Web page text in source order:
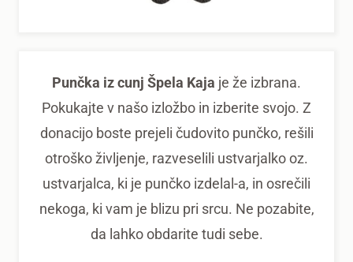
Punčka iz cunj Špela Kaja je že izbrana.
Pokukajte v našo izložbo in izberite svojo. Z
donacijo boste prejeli čudovito punčko, rešili
otroško življenje, razveselili ustvarjalko oz.
ustvarjalca, ki je punčko izdelal-a, in osrečili
nekoga, ki vam je blizu pri srcu. Ne pozabite,
da lahko obdarite tudi sebe.